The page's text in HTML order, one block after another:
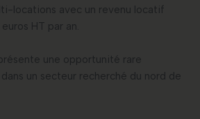
locations avec un revenu locatif
HT par an.
une opportunité rare
un secteur recherché du nord de